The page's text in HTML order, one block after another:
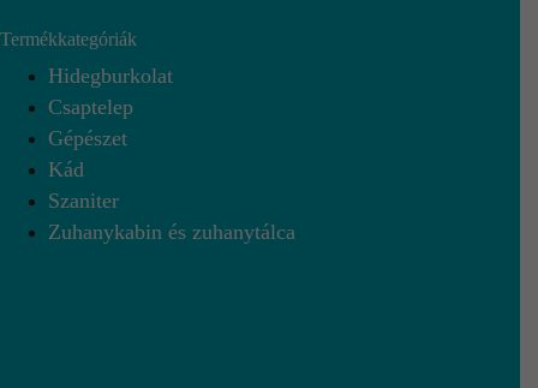
Termékkategóriák
Hidegburkolat
Csaptelep
Gépészet
Kád
Szaniter
Zuhanykabin és zuhanytálca